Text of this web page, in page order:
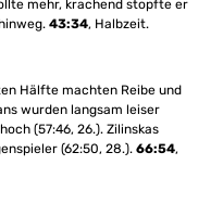
mehr, krachend stopfte er
43:34, Halbzeit.
Hälfte machten Reibe und
wurden langsam leiser
(57:46, 26.). Zilinskas
(62:50, 28.). 66:54,